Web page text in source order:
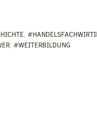
,
, #WEITERBILDUNG